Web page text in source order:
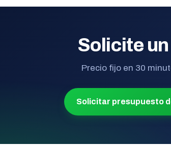
Solicite
Precio fijo en 30
Solicitar presupuesto